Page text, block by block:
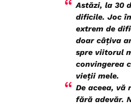
Astăzi, la 30
dificile. Joc
extrem de
doar câțiva
spre viitorul
convingerea
vieții mele.
De aceea,
fără adevăr.